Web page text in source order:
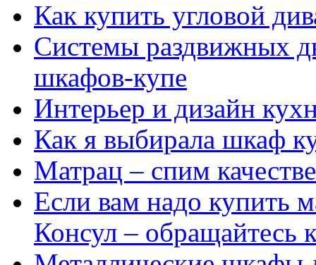
Как купить угловой
Системы раздвижных
шкафов-купе
Интерьер и дизайн
Как я выбирала шкаф
Матрац – спим
Если вам надо купить
Консул – обращайтесь